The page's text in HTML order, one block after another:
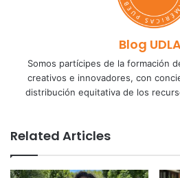
Blog
Somos partícipes de la formación
creativos e innovadores, con
distribución equitativa de los
Related Articles